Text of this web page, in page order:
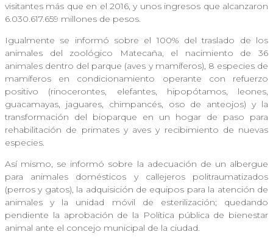
visitantes más que en el 2016, y unos ingresos que alcanzaron
6.030.617.659 millones de pesos.
Igualmente se informó sobre el 100% del traslado de los
animales del zoológico Matecaña, el nacimiento de 36
animales dentro del parque (aves y mamíferos), 8 especies de
mamíferos en condicionamiento operante con refuerzo
positivo (rinocerontes, elefantes, hipopótamos, leones,
guacamayas, jaguares, chimpancés, oso de anteojos) y la
transformación del bioparque en un hogar de paso para
rehabilitación de primates y aves y recibimiento de nuevas
especies.
Así mismo, se informó sobre la adecuación de un albergue
para animales domésticos y callejeros politraumatizados
(perros y gatos), la adquisición de equipos para la atención de
animales y la unidad móvil de esterilización; quedando
pendiente la aprobación de la Política pública de bienestar
animal ante el concejo municipal de la ciudad.